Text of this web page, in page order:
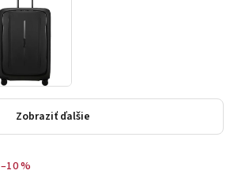
Zobraziť ďalšie
–10 %